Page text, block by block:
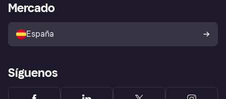
Directorio de tiendas
Política de protección al
comprador de Klarna
Reclamaciones
Acceso empresas
Mercado
España
Síguenos